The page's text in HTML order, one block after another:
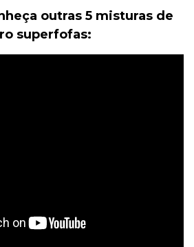
outras 5 misturas de
superfofas: